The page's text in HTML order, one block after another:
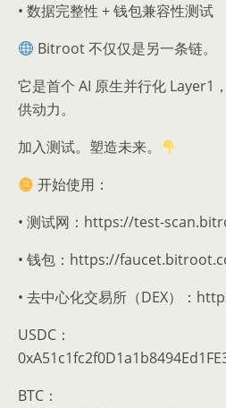
• 数据完整性 + 钱包兼容性测试
Bitroot 不仅仅是另一条链。
它是首个 AI 原生并行化 Layer1
供动力。
加入测试。塑造未来。
开始使用：
• 测试网：https://test-
• 钱包：https://
• 去中心化交易所（DEX）：
USDC：
BTC：